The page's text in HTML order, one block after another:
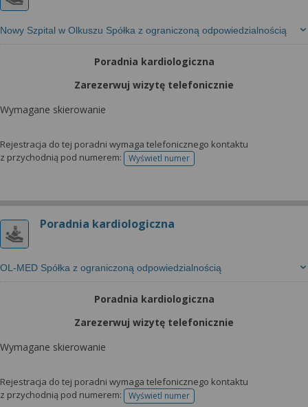
Nowy Szpital w Olkuszu Spółka z ograniczoną odpowiedzialnością
Poradnia kardiologiczna
Zarezerwuj wizytę telefonicznie
Wymagane skierowanie
Rejestracja do tej poradni wymaga telefonicznego kontaktu
z przychodnią pod numerem:
Wyświetl numertelefonu do rejestracji
Poradnia kardiologiczna
OL-MED Spółka z ograniczoną odpowiedzialnością
Poradnia kardiologiczna
Zarezerwuj wizytę telefonicznie
Wymagane skierowanie
Rejestracja do tej poradni wymaga telefonicznego kontaktu
z przychodnią pod numerem:
Wyświetl numertelefonu do rejestracji